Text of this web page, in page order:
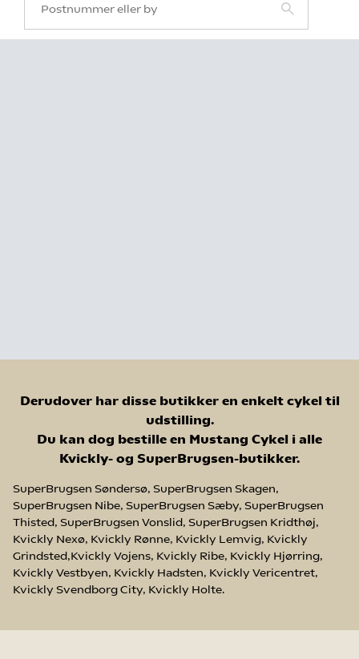
Derudover har disse butikker en enkelt cykel til
udstilling.
Du kan dog bestille en Mustang Cykel i alle
Kvickly- og SuperBrugsen-butikker.
SuperBrugsen Søndersø, SuperBrugsen Skagen,
SuperBrugsen Nibe, SuperBrugsen Sæby, SuperBrugsen
Thisted, SuperBrugsen Vonslid, SuperBrugsen Kridthøj,
Kvickly Nexø, Kvickly Rønne, Kvickly Lemvig, Kvickly
Grindsted,Kvickly Vojens, Kvickly Ribe, Kvickly Hjørring,
Kvickly Vestbyen, Kvickly Hadsten, Kvickly Vericentret,
Kvickly Svendborg City, Kvickly Holte.